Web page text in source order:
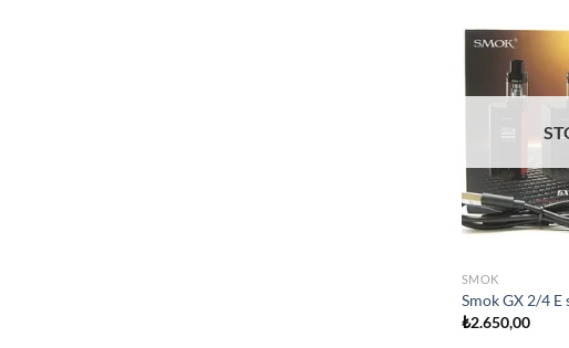
SMOK
Smok GX 2/4 E
₺2.650,00